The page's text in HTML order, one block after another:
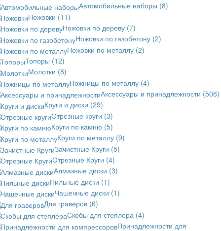
Автомобильные наборы (8)
Ножовки (11)
Ножовки по дереву (7)
Ножовки по газобетону (2)
Ножовки по металлу (2)
Топоры (12)
Молотки (8)
Ножницы по металлу (4)
Аксессуары и принадлежности (508)
Круги и диски (29)
Отрезные круги (3)
Круги по камню (5)
Круги по металлу (9)
Зачистные Круги (5)
Отрезные Круги (4)
Алмазные диски (3)
Пильные диски (1)
Чашечные диски (1)
Для граверов (6)
Скобы для степлера (4)
Принадлежности для